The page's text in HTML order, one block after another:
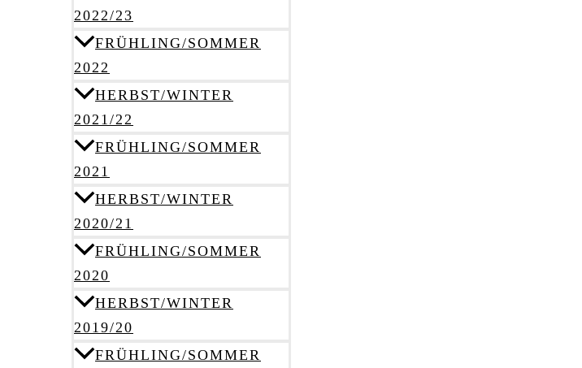
2022/23
FRÜHLING/SOMMER
2022
HERBST/WINTER
2021/22
FRÜHLING/SOMMER
2021
HERBST/WINTER
2020/21
FRÜHLING/SOMMER
2020
HERBST/WINTER
2019/20
FRÜHLING/SOMMER